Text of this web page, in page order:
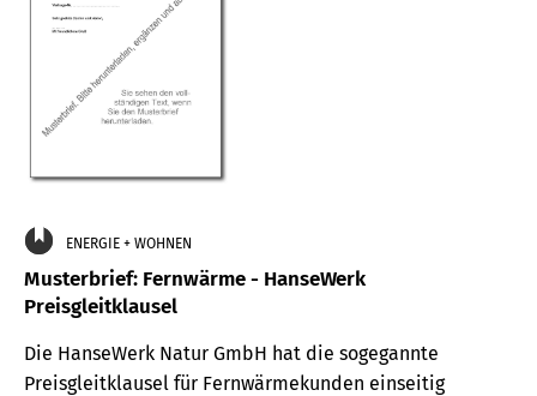
ENERGIE + WOHNEN
Musterbrief: Fernwärme - HanseWerk
Preisgleitklausel
Die HanseWerk Natur GmbH hat die sogegannte
Preisgleitklausel für Fernwärmekunden einseitig